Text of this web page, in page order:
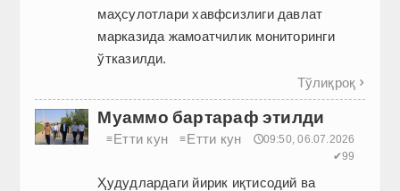
маҳсулотлари хавфсизлиги давлат
марказида жамоатчилик мониторинги
ўтказилди.
Тўлиқроқ 
Муаммо бартараф этилди
≡Етти кун ≡Етти кун
🕔09:50, 06.07.2026
✔99
Ҳудудлардаги йирик иқтисодий ва